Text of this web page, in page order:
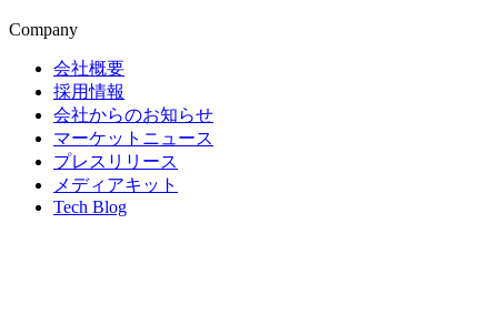
Company
会社概要
採用情報
会社からのお知らせ
マーケットニュース
プレスリリース
メディアキット
Tech Blog